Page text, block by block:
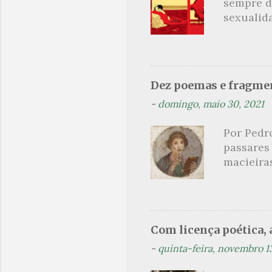
o
s
sido
se tratar
filha.
termina
Dez poemas e
- domingo, maio 30, 2021
Por
no
maçã
Com licença poética,
- quinta-feira, novembro